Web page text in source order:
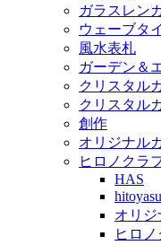
ガラスレン
ウェーブタ
風水表札
ガーデン＆
クリスタル
クリスタル
創作
オリジナル
ヒロノクラ
HAS
オリ
ヒロ